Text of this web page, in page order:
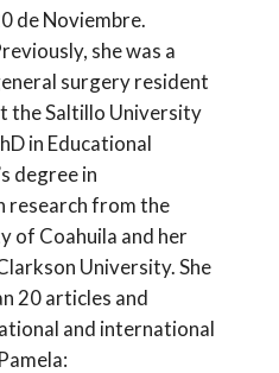
de Noviembre.
she was a
surgery resident
the Saltillo University
in Educational
degree in
research from the
of Coahuila and her
University. She
20 articles and
and international